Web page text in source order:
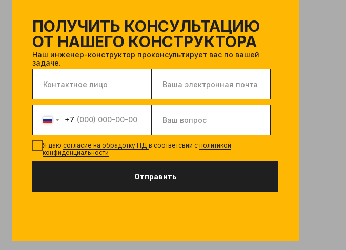
ПОЛУЧИТЬ КОНСУЛЬТАЦИЮ
ОТ НАШЕГО КОНСТРУКТОРА
Наш инженер-конструктор проконсультирует вас по вашей
задаче.
+7
Я даю согласие на обрадотку ПД в соответсвии с политикой
конфиденциальности
Отправить